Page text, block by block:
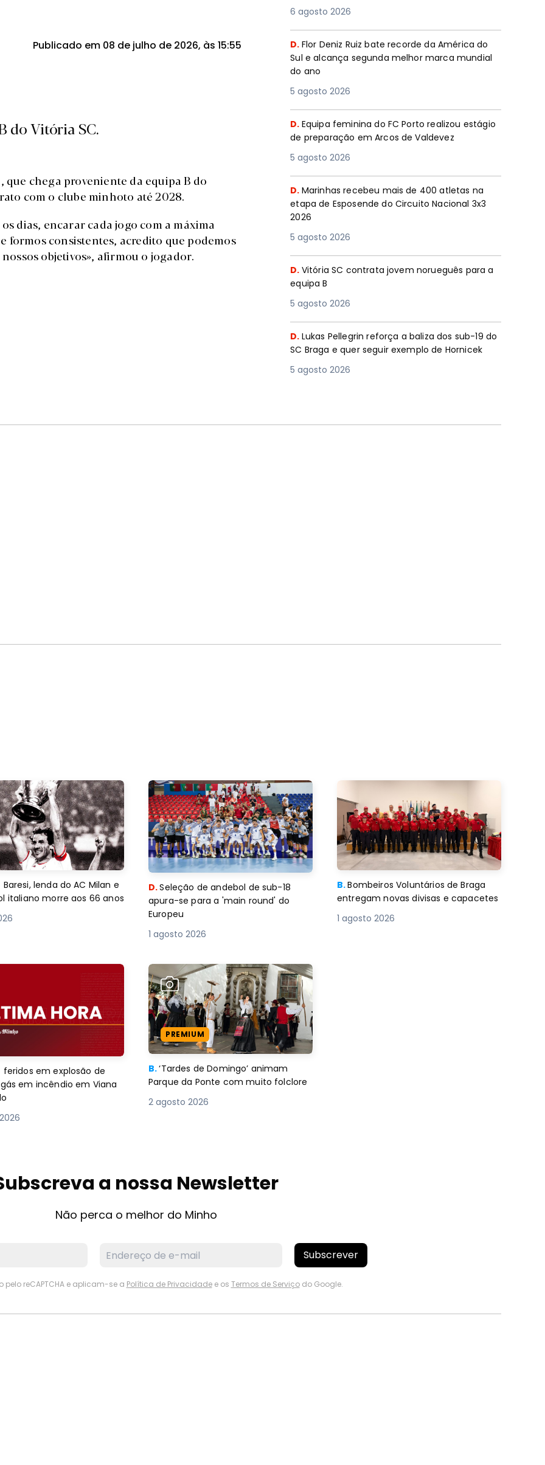
Publicado em 08 de julho de 2026, às 15:55
do Vitória SC.
que chega proveniente da equipa B do
com o clube minhoto até 2028.
dias, encarar cada jogo com a máxima
formos consistentes, acredito que podemos
objetivos», afirmou o jogador.
6 agosto 2026
D. Flor Deniz Ruiz bate recorde da América do
Sul e alcança segunda melhor marca mundial
do ano
5 agosto 2026
D. Equipa feminina do FC Porto realizou estágio
de preparação em Arcos de Valdevez
5 agosto 2026
D. Marinhas recebeu mais de 400 atletas na
etapa de Esposende do Circuito Nacional 3x3
2026
5 agosto 2026
D. Vitória SC contrata jovem norueguês para a
equipa B
5 agosto 2026
D. Lukas Pellegrin reforça a baliza dos sub-19 do
SC Braga e quer seguir exemplo de Hornicek
5 agosto 2026
Baresi, lenda do AC Milan e
italiano morre aos 66 anos
D.Seleção de andebol de sub-18
apura-se para a 'main round' do
Europeu
1 agosto 2026
B.Bombeiros Voluntários de Braga
entregam novas divisas e capacetes
1 agosto 2026
feridos em explosão de
em incêndio em Viana
PREMIUM
B.‘Tardes de Domingo’ animam
Parque da Ponte com muito folclore
2 agosto 2026
a nossa Newsletter
Não perca o melhor do Minho
Subscrever
pelo reCAPTCHA e aplicam-se a Política de Privacidadee os Termos de Serviçodo Google.